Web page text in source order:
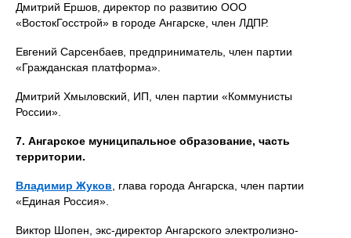
Дмитрий Ершов, директор по развитию ООО
«ВостокГосстрой» в городе Ангарске, член ЛДПР.
Евгений Сарсенбаев, предприниматель, член партии
«Гражданская платформа».
Дмитрий Хмыловский, ИП, член партии «Коммунисты
России».
7. Ангарское муниципальное образование, часть
территории.
Владимир Жуков , глава города Ангарска, член партии
«Единая Россия».
Виктор Шопен, экс-директор Ангарского электролизно-